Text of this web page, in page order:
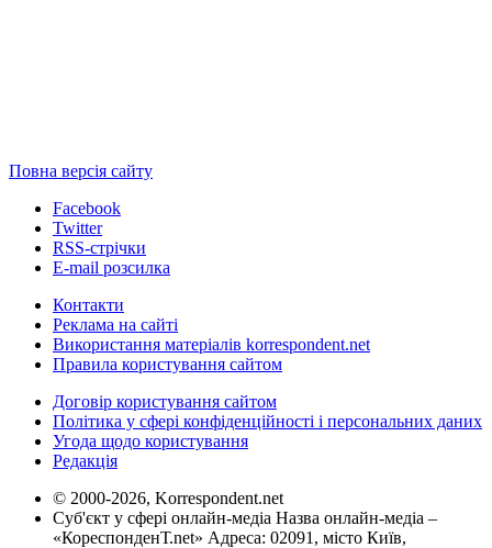
Повна версія сайту
Facebook
Twitter
RSS-стрічки
E-mail розсилка
Контакти
Реклама на сайті
Використання матеріалів korrespondent.net
Правила користування сайтом
Договір користування сайтом
Політика у сфері конфіденційності і персональних даних
Угода щодо користування
Редакція
© 2000-2026, Korrespondent.net
Суб'єкт у сфері онлайн-медіа Назва онлайн-медіа –
«КореспонденТ.net» Адреса: 02091, місто Київ,